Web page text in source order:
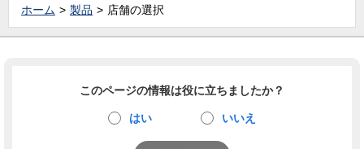
ホーム 製品 店舗の選択
このページの情報は役に立ちましたか？
はい いいえ